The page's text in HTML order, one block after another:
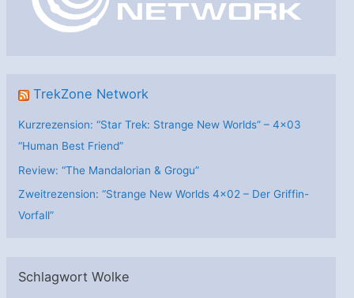
TrekZone Network
Kurzrezension: “Star Trek: Strange New Worlds” – 4×03
“Human Best Friend”
Review: “The Mandalorian & Grogu”
Zweitrezension: “Strange New Worlds 4×02 – Der Griffin-
Vorfall”
Schlagwort Wolke